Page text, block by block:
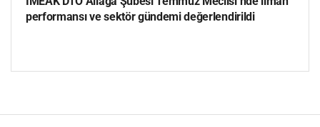
performansı ve sektör gündemi değerlendirildi